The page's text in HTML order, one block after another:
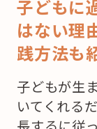
子どもに
はない理
践方法も
子どもが生
いてくれる